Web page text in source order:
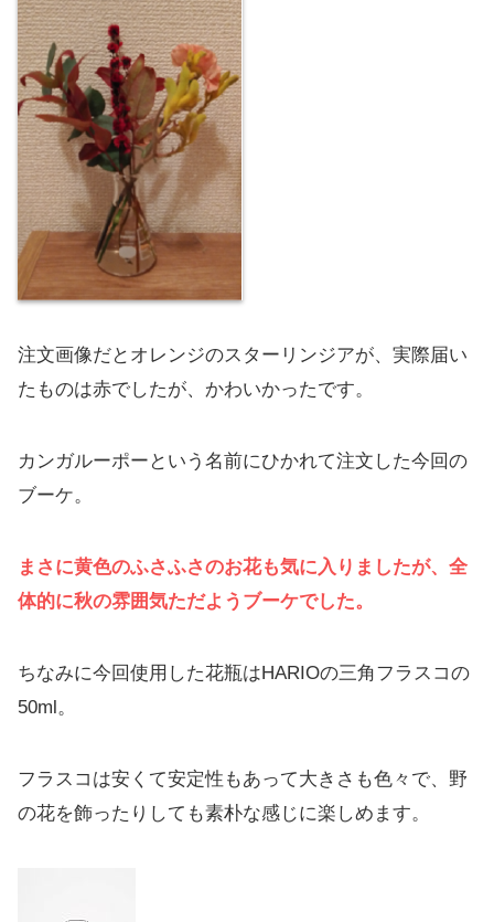
注文画像だとオレンジのスターリンジアが、実際届い
たものは赤でしたが、かわいかったです。
カンガルーポーという名前にひかれて注文した今回の
ブーケ。
まさに黄色のふさふさのお花も気に入りましたが、全
体的に秋の雰囲気ただようブーケでした。
ちなみに今回使用した花瓶はHARIOの三角フラスコの
50ml。
フラスコは安くて安定性もあって大きさも色々で、野
の花を飾ったりしても素朴な感じに楽しめます。